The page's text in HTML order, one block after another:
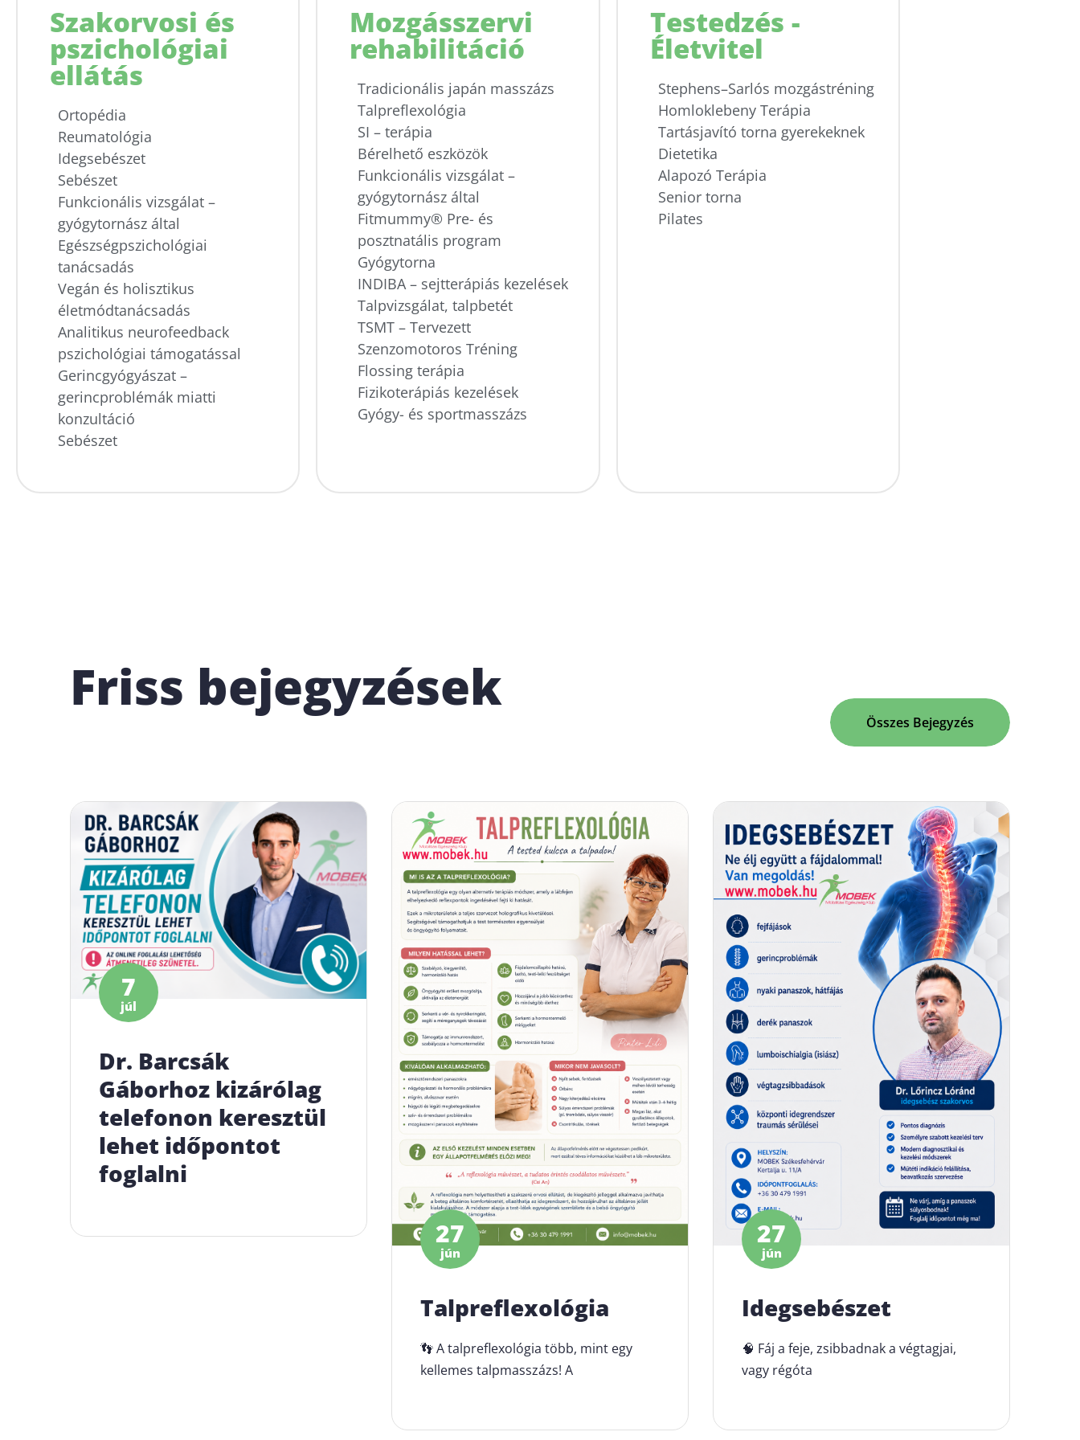
Részletek
Részletek
Részletek
Szakorvosi és
pszichológiai
ellátás
Ortopédia
Reumatológia
Idegsebészet
Sebészet
Funkcionális vizsgálat –
gyógytornász által
Egészségpszichológiai
tanácsadás
Vegán és holisztikus
életmódtanácsadás
Analitikus neurofeedback
pszichológiai támogatással
Gerincgyógyászat –
gerincproblémák miatti
konzultáció
Sebészet
Mozgásszervi
rehabilitáció
Tradicionális japán masszázs
Talpreflexológia
SI – terápia
Bérelhető eszközök
Funkcionális vizsgálat –
gyógytornász által
Fitmummy® Pre- és
posztnatális program
Gyógytorna
INDIBA – sejtterápiás kezelések
Talpvizsgálat, talpbetét
TSMT – Tervezett
Szenzomotoros Tréning
Flossing terápia
Fizikoterápiás kezelések
Gyógy- és sportmasszázs
Testedzés -
Életvitel
Stephens–Sarlós mozgástréning
Homloklebeny Terápia
Tartásjavító torna gyerekeknek
Dietetika
Alapozó Terápia
Senior torna
Pilates
Friss bejegyzések
Összes Bejegyzés
7
júl
Dr. Barcsák
Gáborhoz kizárólag
telefonon keresztül
lehet időpontot
foglalni
27
jún
Talpreflexológia
👣 A talpreflexológia több, mint egy
kellemes talpmasszázs! A
27
jún
Idegsebészet
🧠 Fáj a feje, zsibbadnak a végtagjai,
vagy régóta